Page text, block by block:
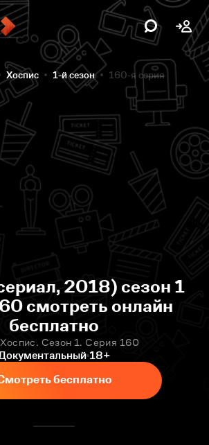
Хоспис 1-й сезон 160-я серия
2018) сезон 1
смотреть онлайн
бесплатно
Сезон 1. Серия 160
18+
бесплатно